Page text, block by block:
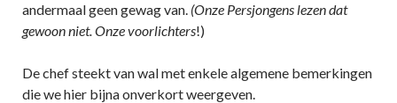
andermaal geen gewag van. (Onze Persjongens lezen dat
gewoon niet. Onze voorlichters!)
De chef steekt van wal met enkele algemene bemerkingen
die we hier bijna onverkort weergeven.